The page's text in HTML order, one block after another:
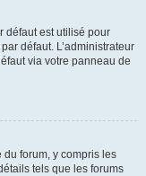
défaut est utilisé pour
défaut. L’administrateur
via votre panneau de
forum, y compris les
tels que les forums